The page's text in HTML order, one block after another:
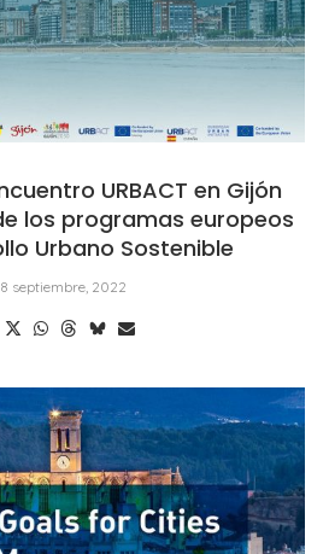
URBACT en Gijón
los programas europeos
Urbano Sostenible
septiembre, 2022